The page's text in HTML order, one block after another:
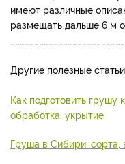
имеют различные
размещать дальше 6 м
Другие полезные
Как подготовить грушу
обработка, укрытие
Груша в Сибири: сорта,